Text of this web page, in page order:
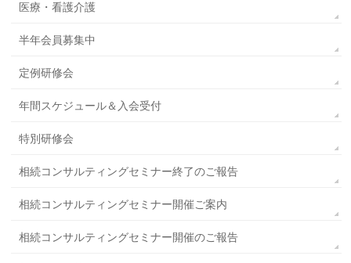
医療・看護介護
半年会員募集中
定例研修会
年間スケジュール＆入会受付
特別研修会
相続コンサルティングセミナー終了のご報告
相続コンサルティングセミナー開催ご案内
相続コンサルティングセミナー開催のご報告